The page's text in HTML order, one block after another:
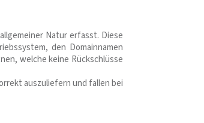
Natur erfasst. Diese
den Domainnamen
welche keine Rückschlüsse
auszuliefern und fallen bei